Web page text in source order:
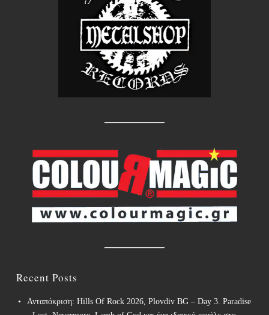
Recent Posts
Ανταπόκριση: Hills Of Rock 2026, Plovdiv BG – Day 3. Paradise